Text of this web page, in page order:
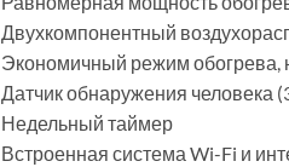
Двухкомпонентный
Экономичный режим обогрева,
Датчик обнаружения человека
Недельный таймер
Встроенная система Wi-Fi и